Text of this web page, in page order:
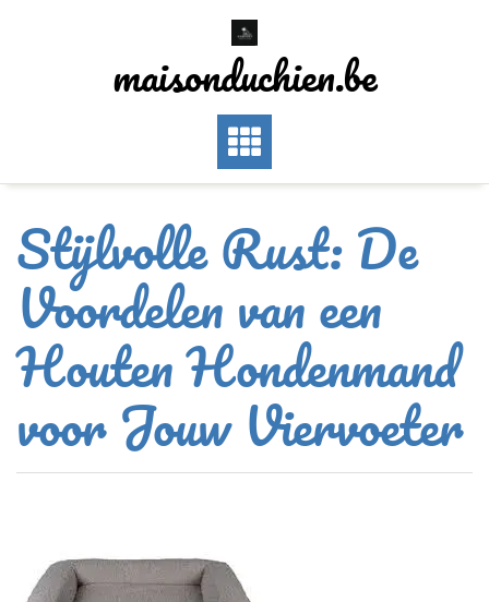
maisonduchien.be
Stijlvolle Rust: De
Voordelen van een
Houten Hondenmand
voor Jouw Viervoeter